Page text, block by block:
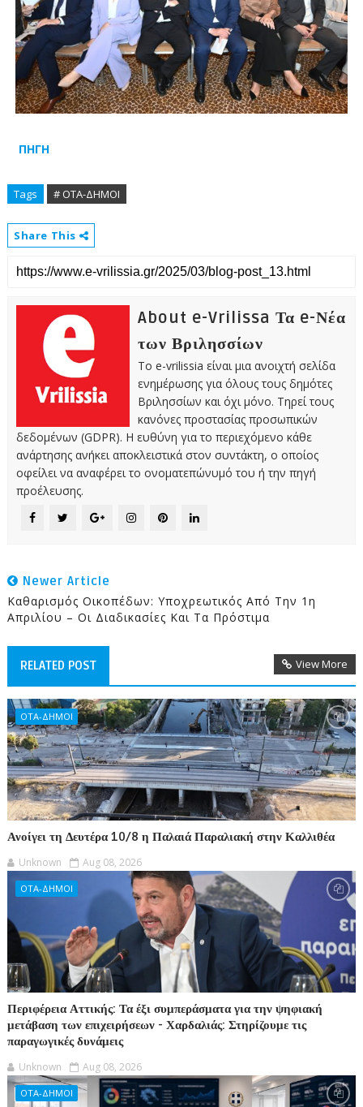
ΠΗΓΗ
Tags # ΟΤΑ-ΔΗΜΟΙ
Share This
About e-Vrilissa Τα e-Νέα
των Βριλησσίων
Το e-vrilissia είναι μια ανοιχτή σελίδα
ενημέρωσης για όλους τους δημότες
Βριλησσίων και όχι μόνο. Τηρεί τους
κανόνες προστασίας προσωπικών
δεδομένων (GDPR). Η ευθύνη για το περιεχόμενο κάθε
ανάρτησης ανήκει αποκλειστικά στον συντάκτη, ο οποίος
οφείλει να αναφέρει το ονοματεπώνυμό του ή την πηγή
προέλευσης.
Newer Article
Καθαρισμός Οικοπέδων: Υποχρεωτικός Από Την 1η
Απριλίου – Οι Διαδικασίες Και Τα Πρόστιμα
RELATED POST View More
ΟΤΑ-ΔΗΜΟΙ
Ανοίγει τη Δευτέρα 10/8 η Παλαιά Παραλιακή στην Καλλιθέα
Unknown Aug 08, 2026
ΟΤΑ-ΔΗΜΟΙ
Περιφέρεια Αττικής: Τα έξι συμπεράσματα για την ψηφιακή
μετάβαση των επιχειρήσεων - Χαρδαλιάς: Στηρίζουμε τις
παραγωγικές δυνάμεις
Unknown Aug 08, 2026
ΟΤΑ-ΔΗΜΟΙ